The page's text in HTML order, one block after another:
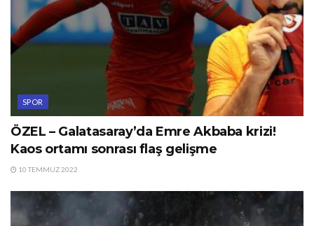
SPOR
ÖZEL – Galatasaray’da Emre Akbaba krizi!
Kaos ortamı sonrası flaş gelişme
10 TEMMUZ 2022